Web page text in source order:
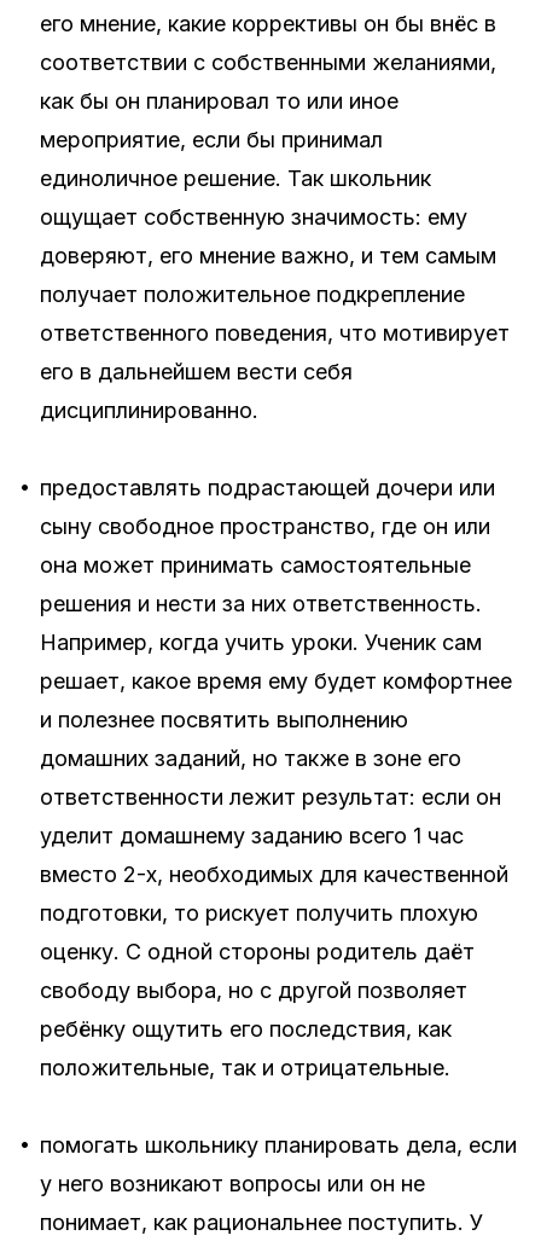
его мнение, какие коррективы он бы внёс в
соответствии с собственными желаниями,
как бы он планировал то или иное
мероприятие, если бы принимал
единоличное решение. Так школьник
ощущает собственную значимость: ему
доверяют, его мнение важно, и тем самым
получает положительное подкрепление
ответственного поведения, что мотивирует
его в дальнейшем вести себя
дисциплинированно.
• предоставлять подрастающей дочери или
сыну свободное пространство, где он или
она может принимать самостоятельные
решения и нести за них ответственность.
Например, когда учить уроки. Ученик сам
решает, какое время ему будет комфортнее
и полезнее посвятить выполнению
домашних заданий, но также в зоне его
ответственности лежит результат: если он
уделит домашнему заданию всего 1 час
вместо 2-х, необходимых для качественной
подготовки, то рискует получить плохую
оценку. С одной стороны родитель даёт
свободу выбора, но с другой позволяет
ребёнку ощутить его последствия, как
положительные, так и отрицательные.
• помогать школьнику планировать дела, если
у него возникают вопросы или он не
понимает, как рациональнее поступить. У